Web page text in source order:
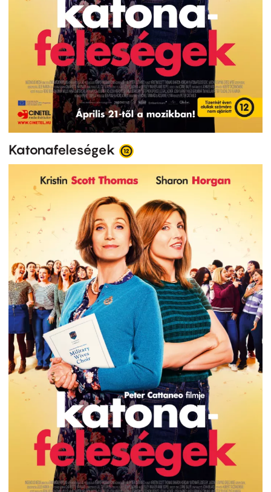
Katonafeleségek